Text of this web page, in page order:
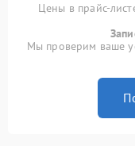
Цены в прайс-
Мы проверим ваше